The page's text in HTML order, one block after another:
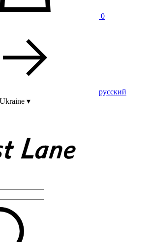
0
pусский
Ukraine ▾